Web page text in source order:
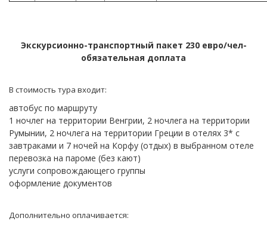
Экскурсионно-транспортный пакет 230 евро/чел-
обязательная доплата
В стоимость тура входит:
автобус по маршруту
1 ночлег на территории Венгрии, 2 ночлега на территории
Румынии, 2 ночлега на территории Греции в отелях 3* с
завтраками и 7 ночей на Корфу (отдых) в выбранном отеле
перевозка на пароме (без кают)
услуги сопровождающего группы
оформление документов
Дополнительно оплачивается: